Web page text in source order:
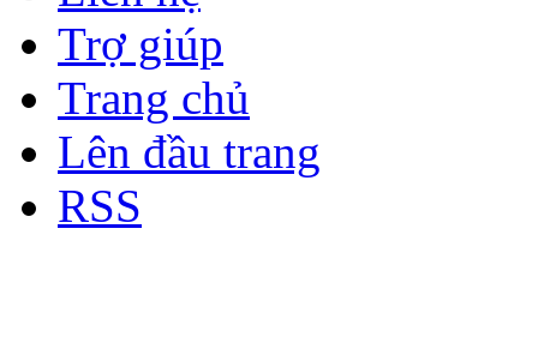
Trợ giúp
Trang chủ
Lên đầu trang
RSS